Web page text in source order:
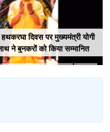
हथकरघा दिवस पर मुख्यमंत्री योगी
ने बुनकरों को किया सम्मानित